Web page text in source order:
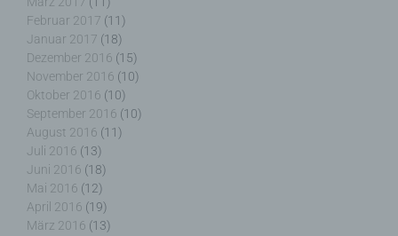
Februar 2017 (11)
Januar 2017 (18)
Dezember 2016 (15)
November 2016 (10)
Oktober 2016 (10)
September 2016 (10)
August 2016 (11)
Juli 2016 (13)
Juni 2016 (18)
Mai 2016 (12)
April 2016 (19)
März 2016 (13)
die allein oder gemeinsam mit anderen über die
Zwecke und Mittel der Verarbeitung von
personenbezogenen Daten entscheidet. Sind die
Zwecke und Mittel dieser Verarbeitung durch das
Unionsrecht oder das Recht der Mitgliedstaaten
vorgegeben, so kann der Verantwortliche
beziehungsweise können die bestimmten Kriterien
seiner Benennung nach dem Unionsrecht oder
dem Recht der Mitgliedstaaten vorgesehen
werden.